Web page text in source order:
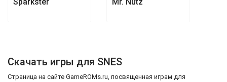
Скачать игры для SNES
Страница на сайте GameROMs.ru, посвященная играм для